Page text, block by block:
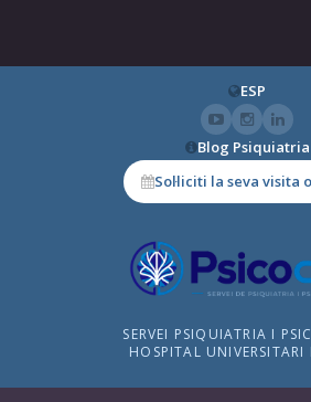
ESP
Blog Psiquiatria
Sol·liciti la seva visita
SERVEI PSIQUIATRIA I
HOSPITAL UNIVERSITARI